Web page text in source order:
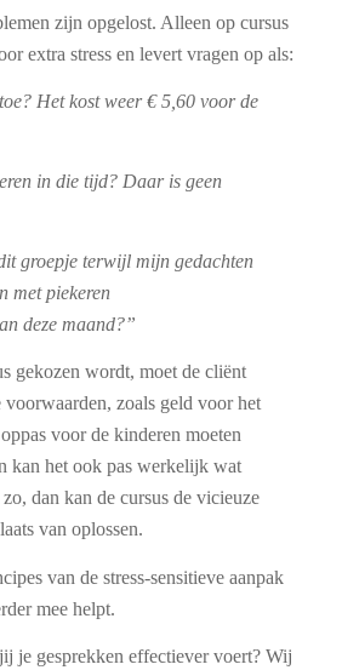
zijn opgelost. Alleen op cursus
extra stress en levert vragen op als:
Het kost weer € 5,60 voor de
in die tijd? Daar is geen
groepje terwijl mijn gedachten
met piekeren
deze maand?”
gekozen wordt, moet de cliënt
voorwaarden, zoals geld voor het
voor de kinderen moeten
kan het ook pas werkelijk wat
dan kan de cursus de vicieuze
van oplossen.
van de stress-sensitieve aanpak
mee helpt.
je gesprekken effectiever voert? Wij